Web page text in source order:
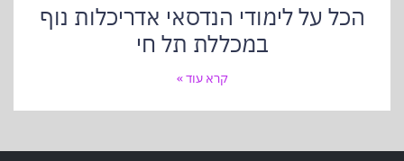
הכל על לימודי הנדסאי אדריכלות נוף
במכללת תל חי
קרא עוד »